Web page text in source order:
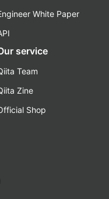
White Paper
service
Team
Zine
Shop